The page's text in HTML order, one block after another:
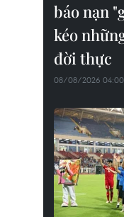
báo nạn
kéo
đời thực
08/08/2026 04:00